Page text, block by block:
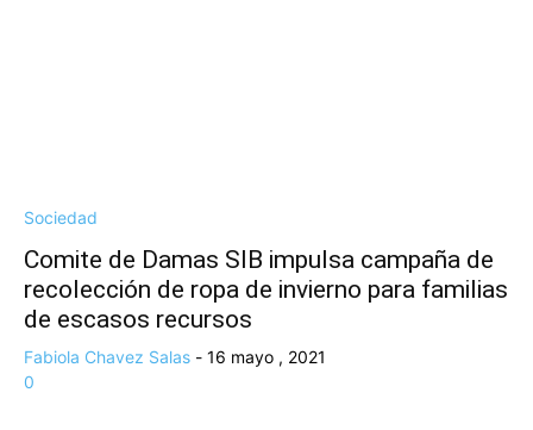
Sociedad
Comite de Damas SIB impulsa campaña de
recolección de ropa de invierno para familias
de escasos recursos
Fabiola Chavez Salas - 16 mayo , 2021
0